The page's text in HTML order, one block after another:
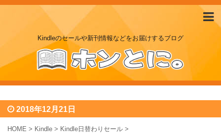
Kindleのセールや新刊情報などをお届けするブログ
2018年12月21日
HOME > Kindle > Kindle日替わりセール >